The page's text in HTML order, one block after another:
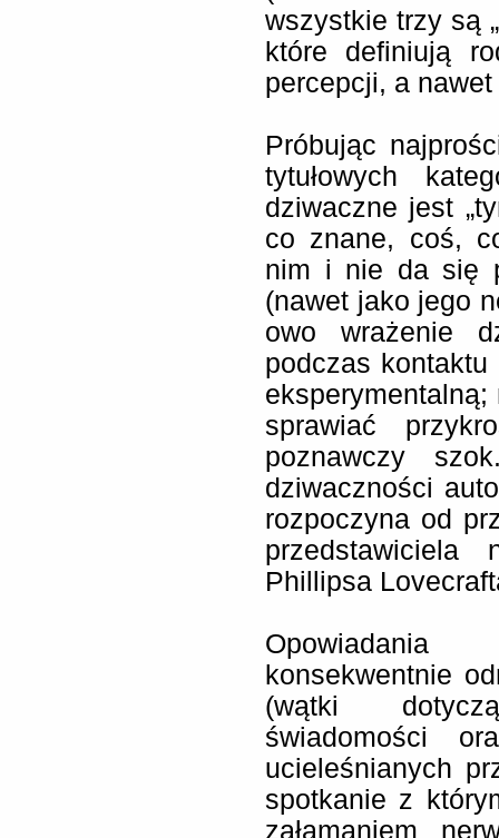
wszystkie trzy są
które definiują
percepcji, a
Próbując
tytułowych
dziwaczne jest
co znane, coś,
nim i nie da się
(nawet jako jego
owo wrażenie
podczas
sprawiać
poznawczy
dziwaczności
rozpoczyna od
Phillipsa
konsekwentnie
(wątki
świadomości
ucieleśnianych
spotkanie z
załamaniem